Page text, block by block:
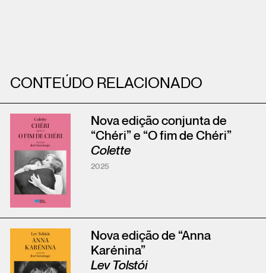
CONTEÚDO RELACIONADO
Nova edição conjunta de
“Chéri” e “O fim de Chéri”
Colette
2025
Nova edição de “Anna
Karénina”
Lev Tolstói